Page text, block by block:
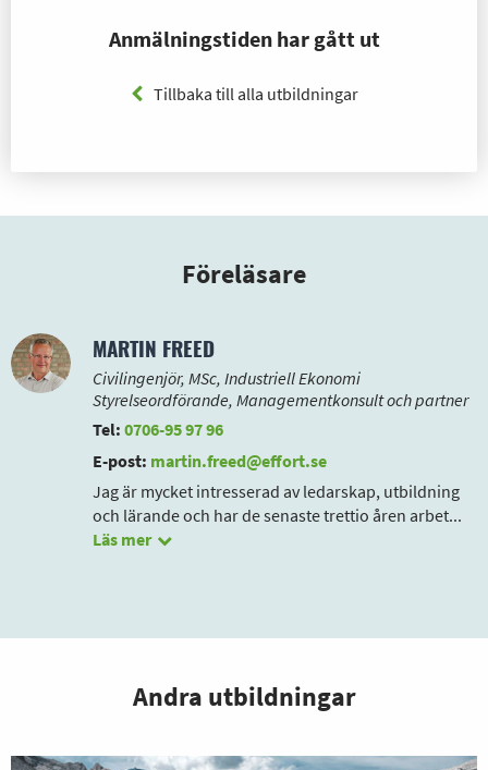
Anmälningstiden har gått ut
Tillbaka till alla utbildningar
Föreläsare
MARTIN FREED
Civilingenjör, MSc, Industriell Ekonomi
Styrelseordförande, Managementkonsult och partner
Tel: 0706-95 97 96
E-post: martin.freed@effort.se
Jag är mycket intresserad av ledarskap, utbildning
och lärande och har de senaste trettio åren arbet...
Läs mer
Andra utbildningar